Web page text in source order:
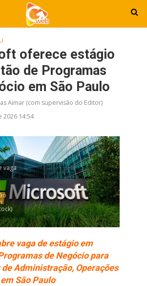
oferece estágio
de Programas
em São Paulo
Aimar (com supervisão do Editor)
2026 14:54
vaga
vaga de estágio em
de Negócio para
Administração, Operações
São Paulo